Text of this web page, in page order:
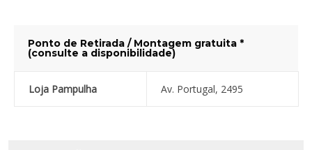
Ponto de Retirada / Montagem gratuita *
(consulte a disponibilidade)
Loja Pampulha Av. Portugal, 2495